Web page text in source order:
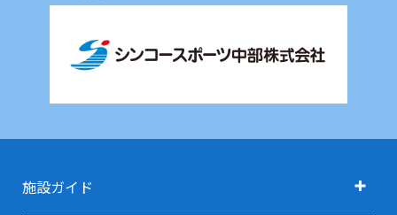
施設ガイド